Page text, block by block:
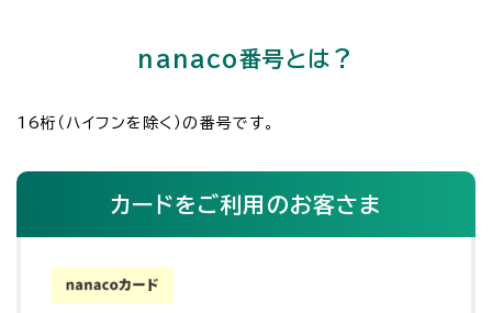
nanaco番号とは？
16桁（ハイフンを除く）の番号です。
カードをご利用のお客さま